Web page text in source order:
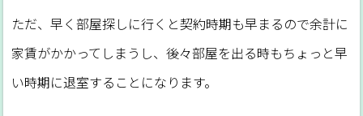
ただ、早く部屋探しに行くと契約時期も早まるので余計に
家賃がかかってしまうし、後々部屋を出る時もちょっと早
い時期に退室することになります。